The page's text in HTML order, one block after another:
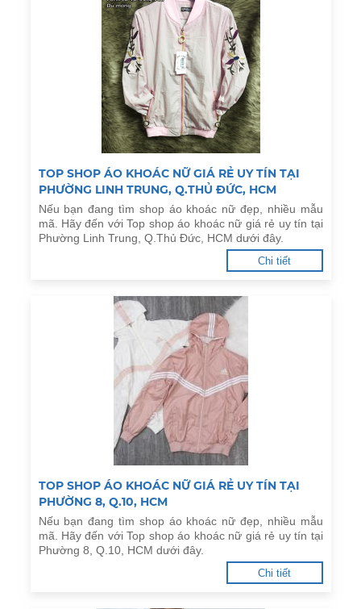
TOP SHOP ÁO KHOÁC NỮ GIÁ RẺ UY TÍN TẠI
PHƯỜNG LINH TRUNG, Q.THỦ ĐỨC, HCM
Nếu bạn đang tìm shop áo khoác nữ đẹp, nhiều mẫu
mã. Hãy đến với Top shop áo khoác nữ giá rẻ uy tín tại
Phường Linh Trung, Q.Thủ Đức, HCM dưới đây.
Chi tiết
TOP SHOP ÁO KHOÁC NỮ GIÁ RẺ UY TÍN TẠI
PHƯỜNG 8, Q.10, HCM
Nếu bạn đang tìm shop áo khoác nữ đẹp, nhiều mẫu
mã. Hãy đến với Top shop áo khoác nữ giá rẻ uy tín tại
Phường 8, Q.10, HCM dưới đây.
Chi tiết